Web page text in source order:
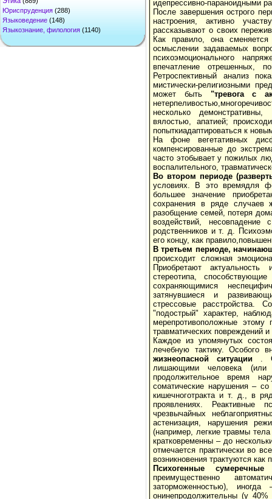
Юриспруденция (288)
Языковедение (148)
Языкознание, филология (1140)
идепрессивно-параноидными
После завершения острого
настроения, активно
рассказывают о своих
Как правило, она сменяется
осмыслении задаваемых
психоэмоционального
впечатление отрешенных,
Ретроспективный анализ
мистически-религиозными
может быть "тревога с
несколько
вялостью, апатией;
попыткиадаптироваться к
На фоне вегетативных
компенсированные до
часто этобывает у пожилых
воспалительного,
Во втором периоде
условиях. В это времядля
большее значение
сохранения в ряде случаев
разобщение семей, потеря
воздействий, несовпадение
родственников и т. д.
его концу, как
В третьем периоде,
происходит сложная
Приобретают
стереотипа,
сохраняющимися
затянувшиеся и
стрессовые расстройства.
"подострый" характер,
мерепротивоположные этому
травматических повреждений
Каждое из упомянутых
лечебную тактику. Особого
жизнеопасной ситуации.
лишающими человека (или
продолжительное время
соматические нарушения –
кишечноготракта и т. д., в
проявлениях. Реактивные
чрезвычайных
астенизация, нарушения
(например, легкие травмы
кратковременны – до
отмечается практически во
возникновения трактуются
Психогенные сумеречные
преимущественно
заторможенностью),
онинепродолжительны (у